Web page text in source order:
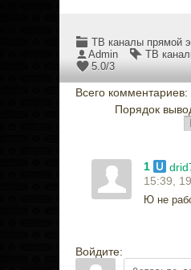
ТВ каналы прямой
Admin
ТВ
5.0/3
Всего комментариев:
Порядок
1
15:39,
Ю не
Войдите: